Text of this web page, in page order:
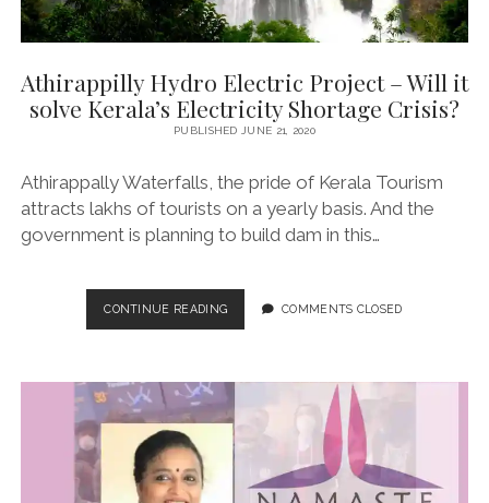
Athirappilly Hydro Electric Project – Will it
solve Kerala’s Electricity Shortage Crisis?
PUBLISHED JUNE 21, 2020
Athirappally Waterfalls, the pride of Kerala Tourism
attracts lakhs of tourists on a yearly basis. And the
government is planning to build dam in this…
CONTINUE READINGATHIRAPPILLY
HYDRO
WILL
IT
SOLVE
KERALA’S
ELECTRICITY
COMMENTS CLOSED